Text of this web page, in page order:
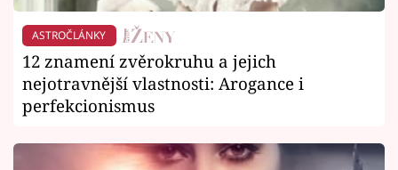
ASTROČLÁNKY
12 znamení zvěrokruhu a jejich
nejotravnější vlastnosti: Arogance i
perfekcionismus